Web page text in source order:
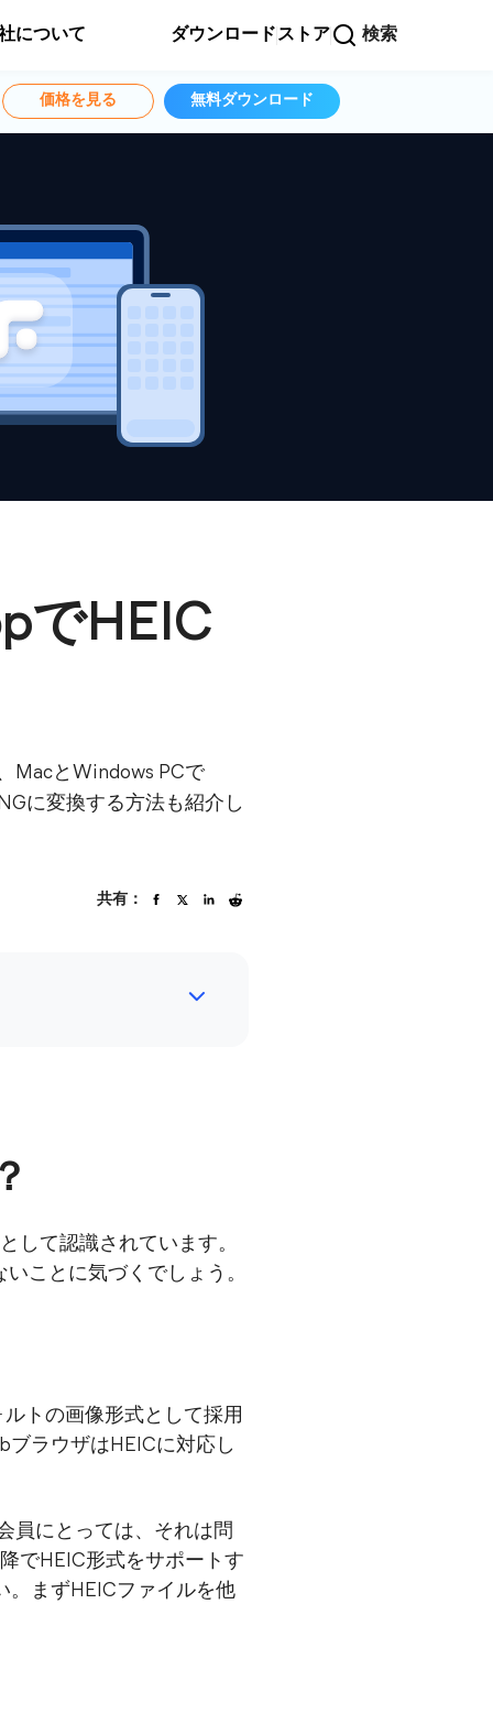
について ダウンロード ストア 検索
価格を見る 無料ダウンロード
でHEIC
MacとWindows PCで
に変換する方法も紹介し
共有：
して認識されています。
ことに気づくでしょう。
トの画像形式として採用
ラウザはHEICに対応し
員にとっては、それは問
でHEIC形式をサポートす
。まずHEICファイルを他